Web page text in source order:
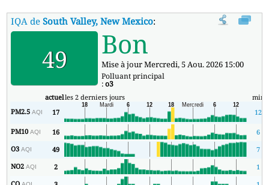
IQA deSouth Valley, New Mexico: Indice de la qualité de l'air
49 Bon
Mise à jour Mercredi, 5 Aou. 2026 15:00
Polluant principal
:o3
actuelles 2 derniers jours min
PM2.5AQI 17 12
PM10AQI 16
6
O3AQI 49
7
NO2AQI 2
1